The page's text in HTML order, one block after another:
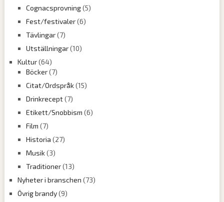
Cognacsprovning(5)
Fest/festivaler(6)
Tävlingar(7)
Utställningar(10)
Kultur(64)
Böcker(7)
Citat/Ordspråk(15)
Drinkrecept(7)
Etikett/Snobbism (6)
Film (7)
Historia (27)
Musik(3)
Traditioner(13)
Nyheter i branschen (73)
Övrig brandy(9)